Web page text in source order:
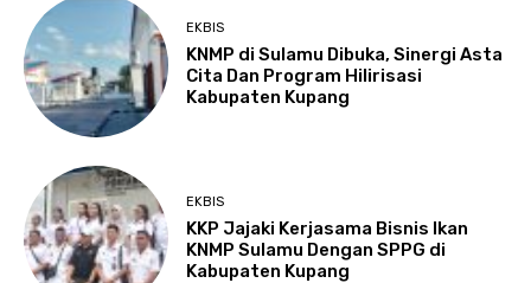
EKBIS
KNMP di Sulamu Dibuka, Sinergi Asta
Cita Dan Program Hilirisasi
Kabupaten Kupang
EKBIS
KKP Jajaki Kerjasama Bisnis Ikan
KNMP Sulamu Dengan SPPG di
Kabupaten Kupang